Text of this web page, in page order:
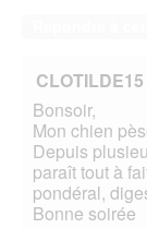
CLOTILDE15
Bonsoir,
Mon chien
Depuis
paraît tout à
pondéral,
Bonne soirée